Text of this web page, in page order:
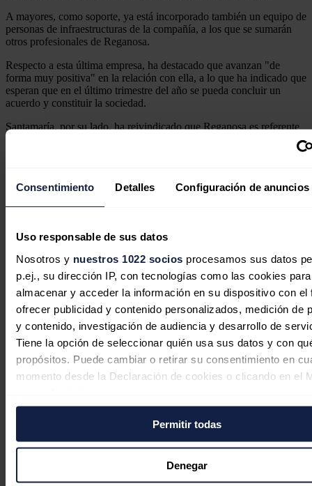
Consentimiento Detalles Configuración de anuncios
Uso responsable de sus datos
Nosotros y nuestros 1022 socios procesamos sus datos
p.ej., su dirección IP, con tecnologías como las cookies para
almacenar y acceder la información en su dispositivo con el
ofrecer publicidad y contenido personalizados, medición de
y contenido, investigación de audiencia y desarrollo de
Tiene la opción de seleccionar quién usa sus datos y con
propósitos. Puede cambiar o retirar su consentimiento en
momento desde la Declaración de cookies o clicando en el
Si lo permite, también quisiéramos:
Recopilar información sobre su ubicación geográfica
puede tener una precisión de varios metros
Identificar su dispositivo analizándolo activamente
Permitir todas
Denegar
A mayores, como soporte, ya está incorporado también un equipo de
personas de infraestructuras de la compañía, a los que se sumarán
otros profesionales de Reganosa.
Respecto a esta última empresa, ha destacado que avanzan "de
forma muy positiva" en la relación con ella, a lo que ha indicado que
esperan que en el último trimestre del año se pueda concluir un
acuerdo y constituir la sociedad.
Santamaría, por su lado, ha reivindicado que Reganosa es referente
todas sus habilidades con las de Enagás para impulsar y potenciar la
Kazajistán condena un nuevo ataque
contra un petrolero en la terminal del
oleoducto del Caspio (KTK)
Redacción30/07/2026